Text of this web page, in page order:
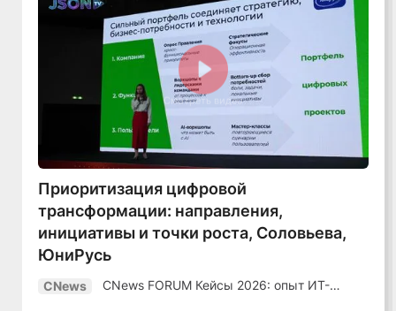
Смотреть видео
Приоритизация цифровой
трансформации: направления,
инициативы и точки роста, Соловьева,
ЮниРусь
CNews
CNews FORUM Кейсы 2026: опыт ИТ-